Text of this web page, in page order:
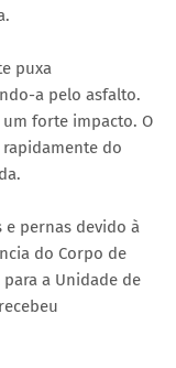
puxa
a pelo asfalto.
forte impacto. O
do
e pernas devido à
do Corpo de
a Unidade de